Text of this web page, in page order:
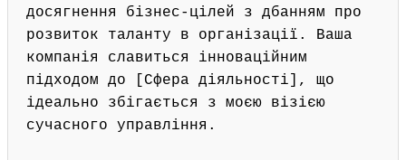
досягнення бізнес-цілей з дбанням про
розвиток таланту в організації. Ваша
компанія славиться інноваційним
підходом до [Сфера діяльності], що
ідеально збігається з моєю візією
сучасного управління.